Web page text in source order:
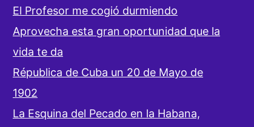
El Profesor me cogió durmiendo
Aprovecha esta gran oportunidad que la
vida te da
Républica de Cuba un 20 de Mayo de
1902
La Esquina del Pecado en la Habana,